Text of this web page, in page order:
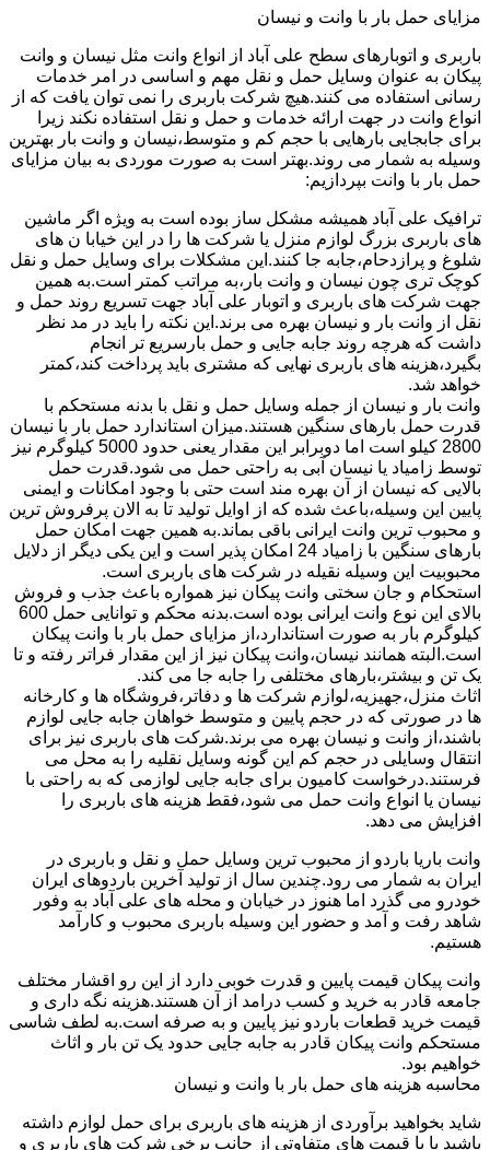
مزایای حمل بار با وانت و نیسان
باربری و اتوبارهای سطح علی آباد از انواع وانت مثل نیسان و وانت
پیکان به عنوان وسایل حمل و نقل مهم و اساسی در امر خدمات
رسانی استفاده می کنند.هیچ شرکت باربری را نمی توان یافت که از
انواع وانت در جهت ارائه خدمات و حمل و نقل استفاده نکند زیرا
برای جابجایی بارهایی با حجم کم و متوسط،نیسان و وانت بار بهترین
وسیله به شمار می روند.بهتر است به صورت موردی به بیان مزایای
حمل بار با وانت بپردازیم:
ترافیک علی آباد همیشه مشکل ساز بوده است به ویژه اگر ماشین
های باربری بزرگ لوازم منزل یا شرکت ها را در این خیابا ن های
شلوغ و پرازدحام،جابه جا کنند.این مشکلات برای وسایل حمل و نقل
کوچک تری چون نیسان و وانت بار،به مراتب کمتر است.به همین
جهت شرکت های باربری و اتوبار علی آباد جهت تسریع روند حمل و
نقل از وانت بار و نیسان بهره می برند.این نکته را باید در مد نظر
داشت که هرچه روند جابه جایی و حمل بارسریع تر انجام
بگیرد،هزینه های باربری نهایی که مشتری باید پرداخت کند،کمتر
خواهد شد.
وانت بار و نیسان از جمله وسایل حمل و نقل با بدنه مستحکم با
قدرت حمل بارهای سنگین هستند.میزان استاندارد حمل بار با نیسان
2800 کیلو است اما دوبرابر این مقدار یعنی حدود 5000 کیلوگرم نیز
توسط زامیاد یا نیسان آبی به راحتی حمل می شود.قدرت حمل
بالایی که نیسان از آن بهره مند است حتی با وجود امکانات و ایمنی
پایین این وسیله،باعث شده که از اوایل تولید تا به الان پرفروش ترین
و محبوب ترین وانت ایرانی باقی بماند.به همین جهت امکان حمل
بارهای سنگین با زامیاد 24 امکان پذیر است و این یکی دیگر از دلایل
محبوبیت این وسیله نقیله در شرکت های باربری است.
استحکام و جان سختی وانت پیکان نیز همواره باعث جذب و فروش
بالای این نوع وانت ایرانی بوده است.بدنه محکم و توانایی حمل 600
کیلوگرم بار به صورت استاندارد،از مزایای حمل بار با وانت پیکان
است.البته همانند نیسان،وانت پیکان نیز از این مقدار فراتر رفته و تا
یک تن و بیشتر،بارهای مختلفی را جابه جا می کند.
اثاث منزل،جهیزیه،لوازم شرکت ها و دفاتر،فروشگاه ها و کارخانه
ها در صورتی که در حجم پایین و متوسط خواهان جابه جایی لوازم
باشند،از وانت و نیسان بهره می برند.شرکت های باربری نیز برای
انتقال وسایلی در حجم کم این گونه وسایل نقلیه را به محل می
فرستند.درخواست کامیون برای جابه جایی لوازمی که به راحتی با
نیسان یا انواع وانت حمل می شود،فقط هزینه های باربری را
افزایش می دهد.
وانت باریا باردو از محبوب ترین وسایل حمل و نقل و باربری در
ایران به شمار می رود.چندین سال از تولید آخرین باردوهای ایران
خودرو می گذرد اما هنوز در خیابان و محله های علی آباد به وفور
شاهد رفت و آمد و حضور این وسیله باربری محبوب و کارآمد
هستیم.
وانت پیکان قیمت پایین و قدرت خوبی دارد از این رو اقشار مختلف
جامعه قادر به خرید و کسب درامد از آن هستند.هزینه نگه داری و
قیمت خرید قطعات باردو نیز پایین و به صرفه است.به لطف شاسی
مستحکم وانت پیکان قادر به جابه جایی حدود یک تن بار و اثاث
خواهیم بود.
محاسبه هزینه های حمل بار با وانت و نیسان
شاید بخواهید برآوردی از هزینه های باربری برای حمل لوازم داشته
باشید یا با قیمت های متفاوتی از جانب برخی شرکت های باربری و